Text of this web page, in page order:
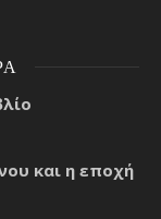
και η εποχή